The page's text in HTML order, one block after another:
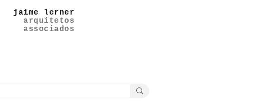
jaime lerner
arquitetos
associados